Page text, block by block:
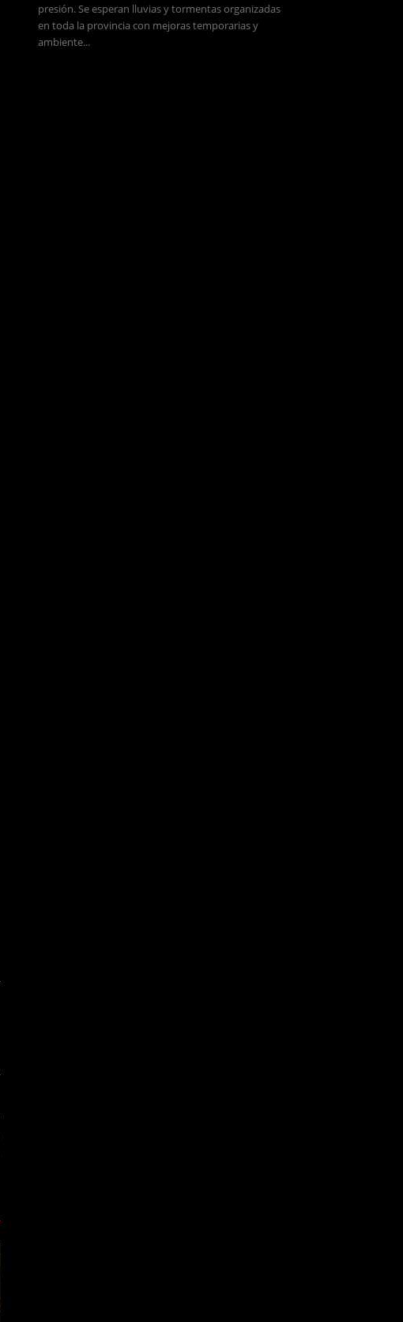
presión. Se esperan lluvias y tormentas organizadas
en toda la provincia con mejoras temporarias y
ambiente...